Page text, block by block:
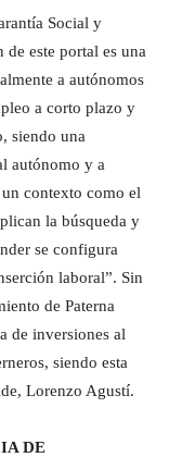
Social y
este portal es una
a autónomos
a corto plazo y
siendo una
autónomo y a
contexto como el
la búsqueda y
se configura
laboral”. Sin
de Paterna
de inversiones al
siendo esta
Lorenzo Agustí.
DE